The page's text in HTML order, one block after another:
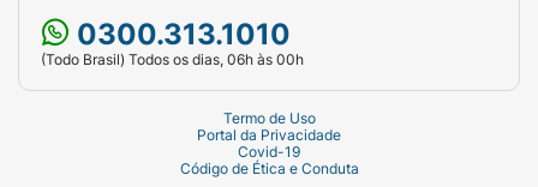
0300.313.1010
(Todo Brasil) Todos os dias, 06h às 00h
Termo de Uso
Portal da Privacidade
Covid-19
Código de Ética e Conduta